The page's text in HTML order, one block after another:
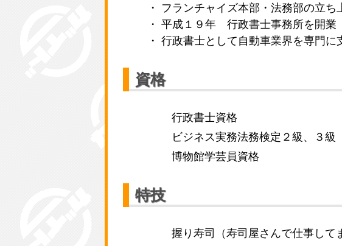
・ フランチャイズ本部・法務部の立ち
・ 平成１９年 行政書士事務所を開業
・ 行政書士として自動車業界を専門に
資格
行政書士資格
ビジネス実務法務検定２級、３級
博物館学芸員資格
特技
握り寿司（寿司屋さんで仕事して